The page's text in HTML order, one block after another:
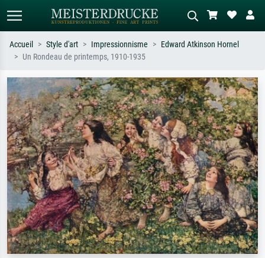
Recherchez par artiste, titre ou style –
ex. Monet, Nuit étoilée,
impressionnisme, vague de Hokusai,
nu.
Décrivez la scène – ex. prairie verte,
abstrait avec beaucoup de rouge,
tableau sombre, nu debout près d'un
arbre.
Accueil Style d'art Impressionnisme
Edward Atkinson Hornel
Un Rondeau de printemps, 1910-1935